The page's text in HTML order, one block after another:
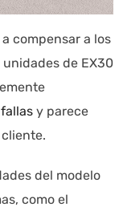
compensar a los
de EX30
y parece
del modelo
como el
estás
errores.
optimiza